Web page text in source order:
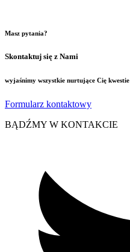
Masz pytania?
Skontaktuj się z Nami
wyjaśnimy wszystkie nurtujące Cię kwestie
Formularz kontaktowy
BĄDŹMY W KONTAKCIE